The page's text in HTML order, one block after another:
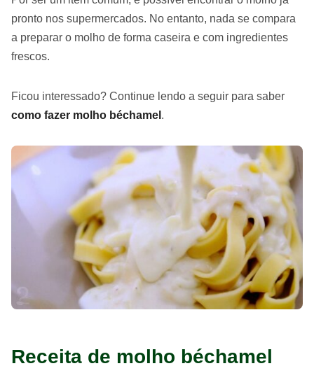
pronto nos supermercados. No entanto, nada se compara
a preparar o molho de forma caseira e com ingredientes
frescos.
Ficou interessado? Continue lendo a seguir para saber
como fazer molho béchamel .
Receita de molho béchamel